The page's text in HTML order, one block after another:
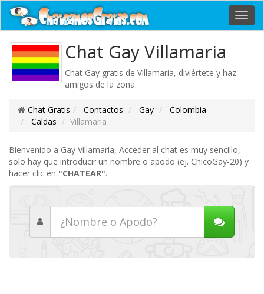
Chat Gay Villamaria
Chat Gay gratis de Villamaria, diviértete y haz
amigos de la zona.
Chat Gratis Contactos Gay
Colombia
Caldas
Villamaria
Bienvenido a Gay Villamaria, Acceder al chat es muy sencillo,
solo hay que introducir un nombre o apodo (ej. ChicoGay-20) y
hacer clic en "CHATEAR".